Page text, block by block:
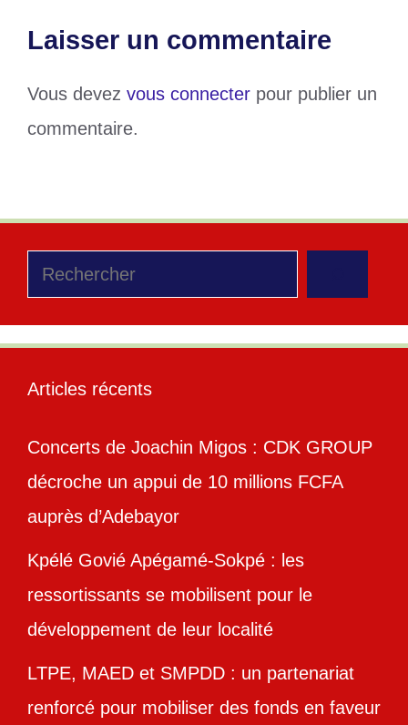
Laisser un commentaire
Vous devez vous connecter pour publier un
commentaire.
Rechercher
Articles récents
Concerts de Joachin Migos : CDK GROUP
décroche un appui de 10 millions FCFA
auprès d’Adebayor
Kpélé Govié Apégamé-Sokpé : les
ressortissants se mobilisent pour le
développement de leur localité
LTPE, MAED et SMPDD : un partenariat
renforcé pour mobiliser des fonds en faveur